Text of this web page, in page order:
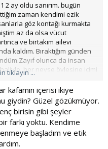
2 ay oldu sanırım. bugün
zaman kendimi ezik
göz kontağı kurmakta
az da olsa vücut
ve birtakım ailevi
kaldım. Bıraktığım günden
olunca da insan
her neyse öylesine içimi
oldu mu?
tıklayın ...
kafamın içerisi ikiye
giydin? Güzel gözükmüyor.
birisin gibi şeyler
farkı yoktu. Kendime
başladım ve etik